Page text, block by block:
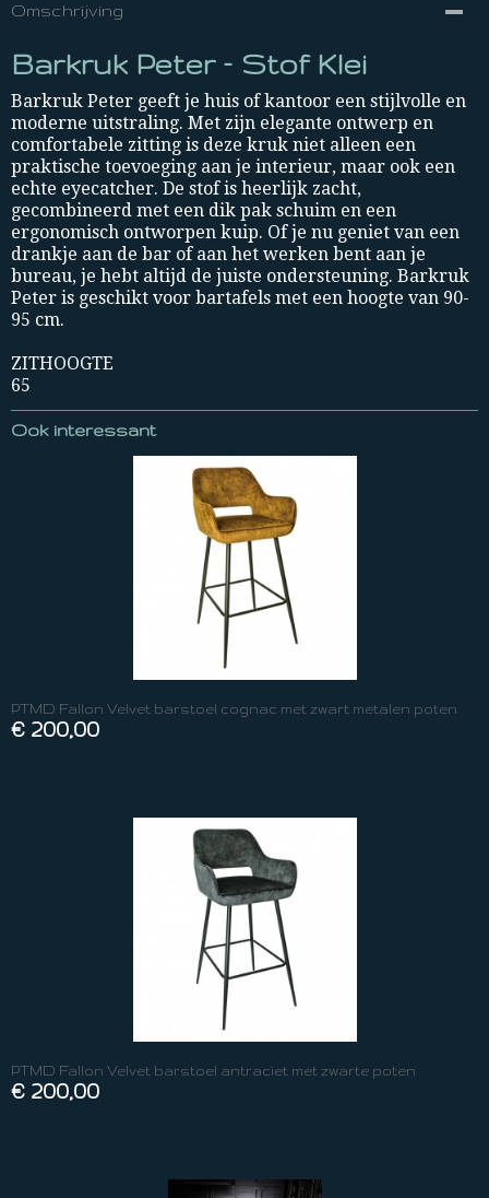
Omschrijving
Barkruk Peter – Stof Klei
Barkruk Peter geeft je huis of kantoor een stijlvolle en
moderne uitstraling. Met zijn elegante ontwerp en
comfortabele zitting is deze kruk niet alleen een
praktische toevoeging aan je interieur, maar ook een
echte eyecatcher. De stof is heerlijk zacht,
gecombineerd met een dik pak schuim en een
ergonomisch ontworpen kuip. Of je nu geniet van een
drankje aan de bar of aan het werken bent aan je
bureau, je hebt altijd de juiste ondersteuning. Barkruk
Peter is geschikt voor bartafels met een hoogte van 90-
95 cm.
ZITHOOGTE
65
Ook interessant
PTMD Fallon Velvet barstoel cognac met zwart metalen poten
€ 200,00
PTMD Fallon Velvet barstoel antraciet met zwarte poten
€ 200,00